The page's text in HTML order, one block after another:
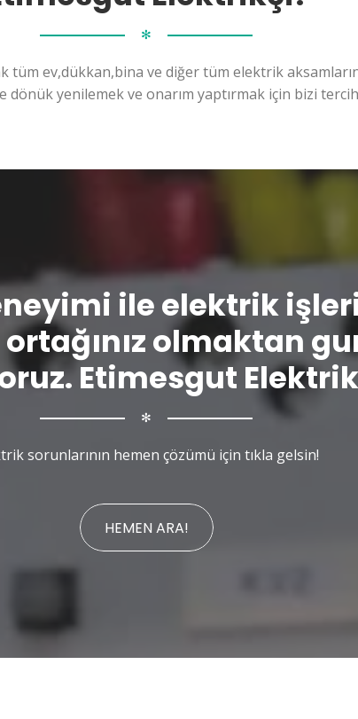
✻
tüm ev,dükkan,bina ve diğer tüm elektrik
dönük yenilemek ve onarım yaptırmak için bizi
ile elektrik
olmaktan
Etimesgut
✻
sorunlarının hemen çözümü için tıkla gelsin!
HEMEN ARA!